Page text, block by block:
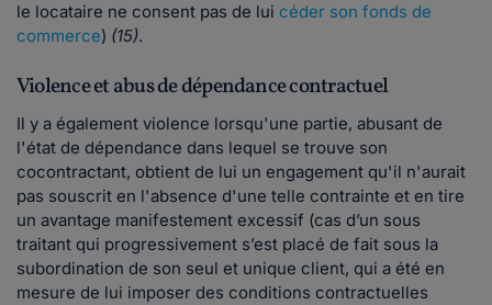
le locataire ne consent pas de lui céder son fonds de
commerce) (15).
Violence et abus de dépendance contractuel
Il y a également violence lorsqu'une partie, abusant de
l'état de dépendance dans lequel se trouve son
cocontractant, obtient de lui un engagement qu'il n'aurait
pas souscrit en l'absence d'une telle contrainte et en tire
un avantage manifestement excessif (cas d’un sous
traitant qui progressivement s’est placé de fait sous la
subordination de son seul et unique client, qui a été en
mesure de lui imposer des conditions contractuelles